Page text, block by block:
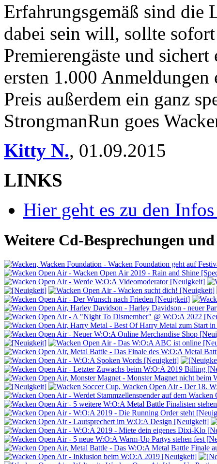
Erfahrungsgemäß sind die
dabei sein will, sollte
Premierengäste und
ersten 1.000 Anmeldungen
Preis außerdem ein ganz
StrongmanRun goes
Kitty N., 01.09.2015
LINKS
Hier geht es zu den
Weitere Cd-Besprechungen